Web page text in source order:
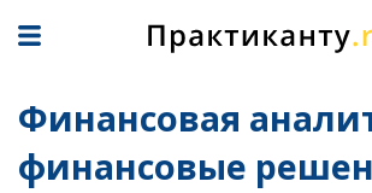
Финансовая
финансовые